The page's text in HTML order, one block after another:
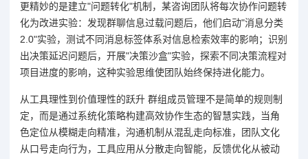
更精妙的是建立"问题转化"机制，某咨询团队将每次协作问题转
化为改进实验：发现群聊信息过载问题后，他们启动"消息分类
2.0"实验，测试不同消息标签体系对信息检索效率的影响；识别
出决策延迟问题后，开展"决策沙盒"实验，探索不同决策流程对
项目进度的影响，这种实验思维使团队始终保持进化能力。
从工具理性到价值理性的跃升 群组成员管理不是简单的规则制
定，而是通过系统化策略构建高效协作生态的智慧实践，当角
色定位从模糊走向精准，沟通机制从混乱走向标准，团队文化
从口号走向行为，工具应用从分散走向智能，反馈优化从被动